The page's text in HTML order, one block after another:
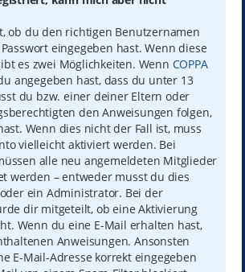
ob du den richtigen Benutzernamen
eingegeben hast. Wenn diese
es zwei Möglichkeiten. Wenn COPPA
angegeben hast, dass du unter 13
du bzw. einer deiner Eltern oder
den Anweisungen folgen,
Wenn dies nicht der Fall ist, muss
vielleicht aktiviert werden. Bei
alle neu angemeldeten Mitglieder
werden – entweder musst du dies
ein Administrator. Bei der
dir mitgeteilt, ob eine Aktivierung
Wenn du eine E-Mail erhalten hast,
Anweisungen. Ansonsten
E-Mail-Adresse korrekt eingegeben